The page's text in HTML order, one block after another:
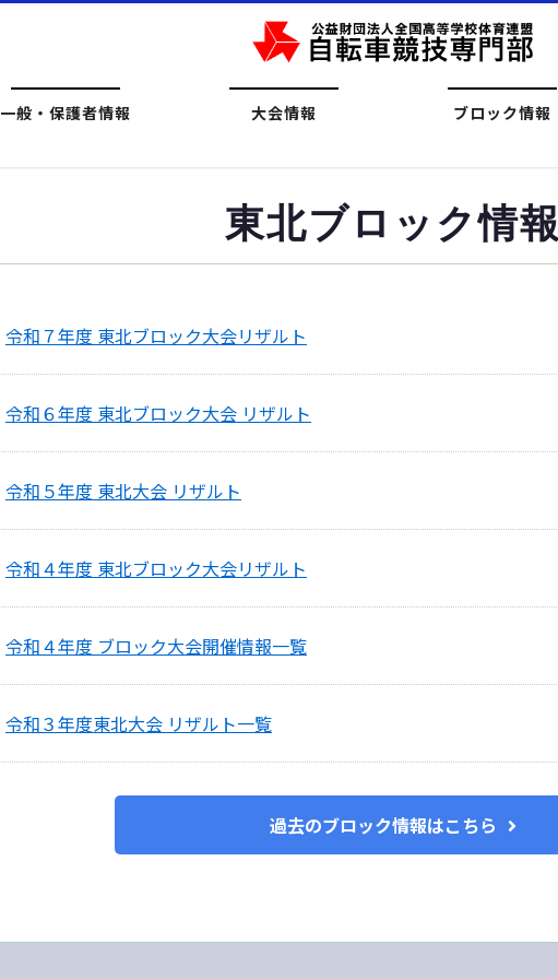
一般・保護者情報 大会情報 ブロック情報
東北ブロック情報
令和７年度 東北ブロック大会リザルト
令和６年度 東北ブロック大会 リザルト
令和５年度 東北大会 リザルト
令和４年度 東北ブロック大会リザルト
令和４年度 ブロック大会開催情報一覧
令和３年度東北大会 リザルト一覧
過去のブロック情報はこちら